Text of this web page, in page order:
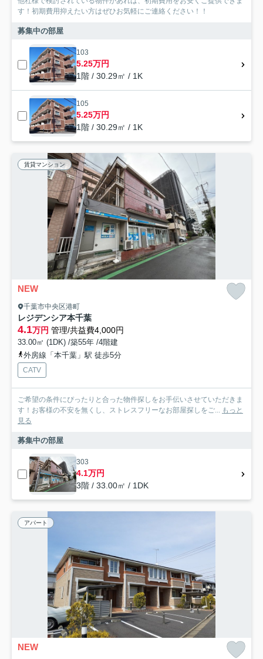
す！初期費用抑えたい方はぜひお気軽にご連絡ください！！
募集中の部屋
103
5.25万円
1階 / 30.29㎡ / 1K
105
5.25万円
1階 / 30.29㎡ / 1K
賃貸マンション
NEW
千葉市中央区港町
レジデンシア本千葉
4.1万円 管理/共益費4,000円
33.00㎡ (1DK) /築55年 /4階建
外房線「本千葉」駅 徒歩5分
CATV
ご希望の条件にぴったりと合った物件探しをお手伝いさせていただきま
す！お客様の不安を無くし、ストレスフリーなお部屋探しをご... もっと
見る
募集中の部屋
303
4.1万円
3階 / 33.00㎡ / 1DK
アパート
NEW